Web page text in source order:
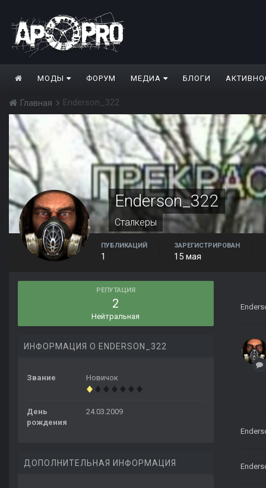
МОДЫ ФОРУМ МЕДИА БЛОГИ
Главная Enderson_322
Enderson_322
Сталкеры
ПУБЛИКАЦИЙ
1
ЗАРЕГИСТРИРОВАН
15 мая
РЕПУТАЦИЯ
2
Нейтральная
ИНФОРМАЦИЯ О ENDERSON_322
Звание Новичок
День
рождения
24.03.2009
ДОПОЛНИТЕЛЬНАЯ ИНФОРМАЦИЯ